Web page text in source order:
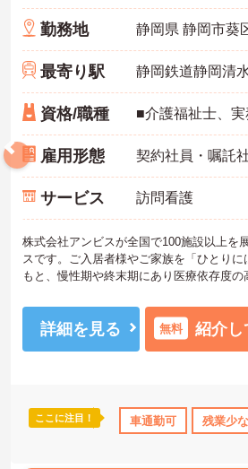
社会保険完備 退職金制度あり
勤務地
最寄り駅
資格/職種
雇用形態 契約社員・嘱託
サービス 訪問看護
株式会社アンビスが全国で100施設以上を
スです。ご入居者様やご家族を「ひとり
もと、慢性期や終末期にあり医療依存度の
護師が24時間常駐しています。急変時の対
担当するため、初任者研修や実務者研修の
などの生活を支えるケアに専念できる環境
です。常勤スタッフの比率が90パーセン
務変更が発生しにくく、あらかじめ決め
詳細を見る 無料 紹介し
ここに注目！ 車通勤可 残業少